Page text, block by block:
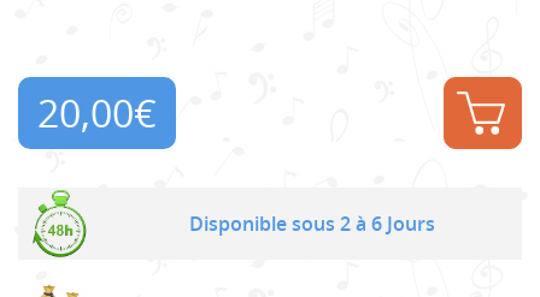
20,00€
Disponible sous 2 à 6 Jours